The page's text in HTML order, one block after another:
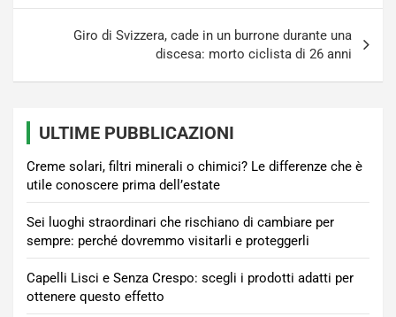
Giro di Svizzera, cade in un burrone durante una
discesa: morto ciclista di 26 anni
ULTIME PUBBLICAZIONI
Creme solari, filtri minerali o chimici? Le differenze che è
utile conoscere prima dell’estate
Sei luoghi straordinari che rischiano di cambiare per
sempre: perché dovremmo visitarli e proteggerli
Capelli Lisci e Senza Crespo: scegli i prodotti adatti per
ottenere questo effetto